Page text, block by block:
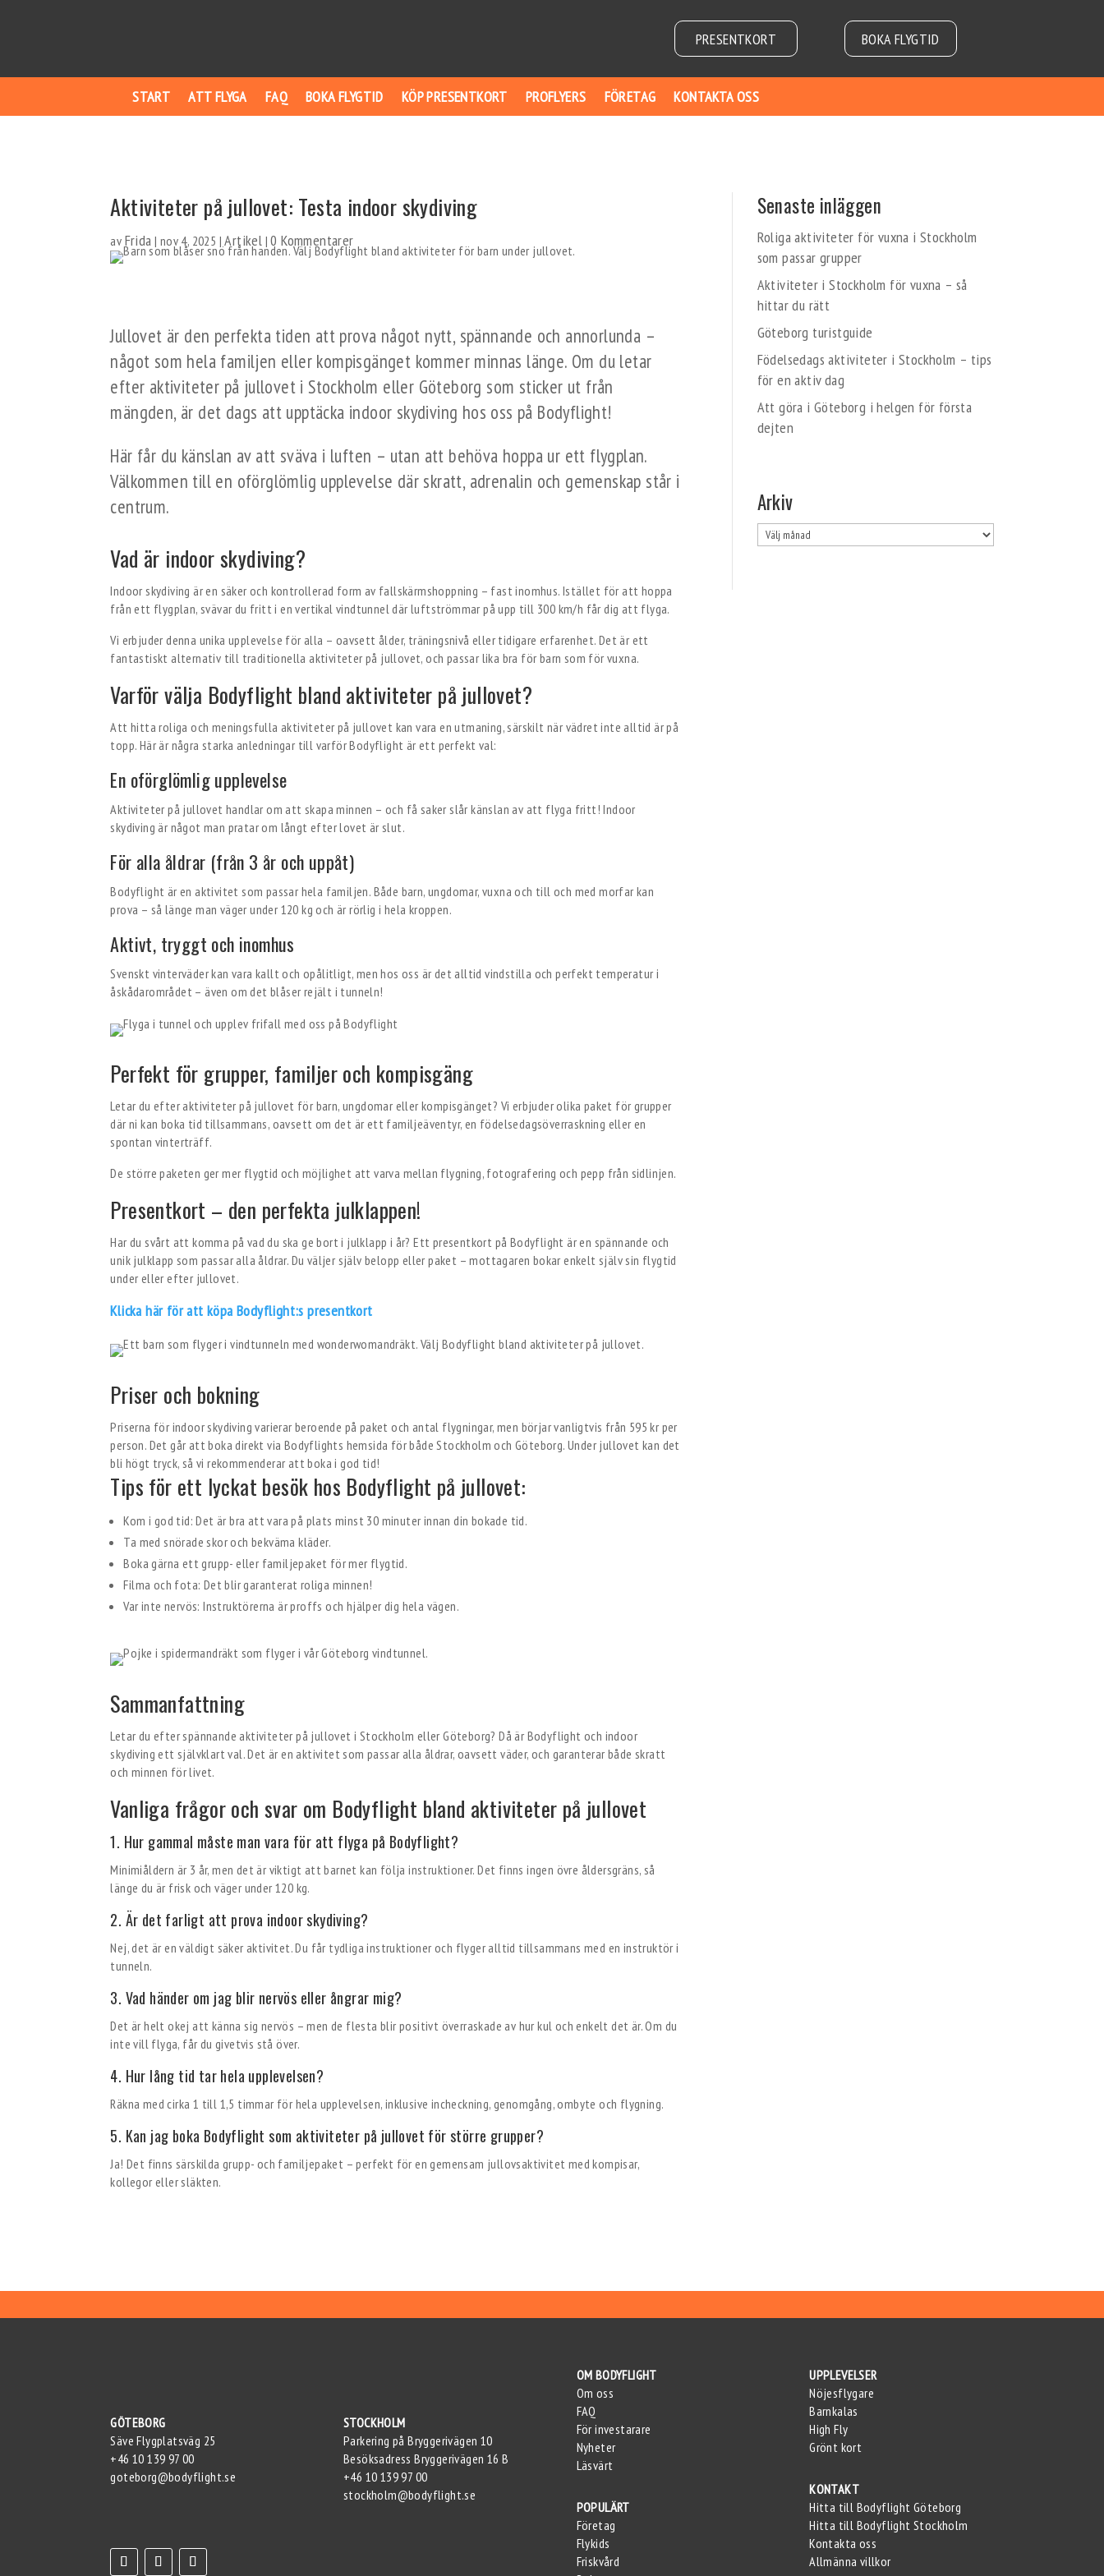
PRESENTKORT BOKA FLYGTID
START ATT FLYGA FAQ BOKA FLYGTID KÖP PRESENTKORT PROFLYERS FÖRETAG KONTAKTA OSS
Aktiviteter på jullovet: Testa indoor skydiving
av Frida | nov 4, 2025 |Artikel |0 Kommentarer
Jullovet är den perfekta tiden att prova något nytt, spännande och annorlunda –
något som hela familjen eller kompisgänget kommer minnas länge. Om du letar
efter aktiviteter på jullovet i Stockholm eller Göteborg som sticker ut från
mängden, är det dags att upptäcka indoor skydiving hos oss på Bodyflight!
Här får du känslan av att sväva i luften – utan att behöva hoppa ur ett flygplan.
Välkommen till en oförglömlig upplevelse där skratt, adrenalin och gemenskap står i
centrum.
Vad är indoor skydiving?
Indoor skydiving är en säker och kontrollerad form av fallskärmshoppning – fast inomhus. Istället för att hoppa
från ett flygplan, svävar du fritt i en vertikal vindtunnel där luftströmmar på upp till 300 km/h får dig att flyga.
Vi erbjuder denna unika upplevelse för alla – oavsett ålder, träningsnivå eller tidigare erfarenhet. Det är ett
fantastiskt alternativ till traditionella aktiviteter på jullovet, och passar lika bra för barn som för vuxna.
Varför välja Bodyflight bland aktiviteter på jullovet?
Att hitta roliga och meningsfulla aktiviteter på jullovet kan vara en utmaning, särskilt när vädret inte alltid är på
topp. Här är några starka anledningar till varför Bodyflight är ett perfekt val:
En oförglömlig upplevelse
Aktiviteter på jullovet handlar om att skapa minnen – och få saker slår känslan av att flyga fritt! Indoor
skydiving är något man pratar om långt efter lovet är slut.
För alla åldrar (från 3 år och uppåt)
Bodyflight är en aktivitet som passar hela familjen. Både barn, ungdomar, vuxna och till och med morfar kan
prova – så länge man väger under 120 kg och är rörlig i hela kroppen.
Aktivt, tryggt och inomhus
Svenskt vinterväder kan vara kallt och opålitligt, men hos oss är det alltid vindstilla och perfekt temperatur i
åskådarområdet – även om det blåser rejält i tunneln!
Perfekt för grupper, familjer och kompisgäng
Letar du efter aktiviteter på jullovet för barn, ungdomar eller kompisgänget? Vi erbjuder olika paket för grupper
där ni kan boka tid tillsammans, oavsett om det är ett familjeäventyr, en födelsedagsöverraskning eller en
spontan vinterträff.
De större paketen ger mer flygtid och möjlighet att varva mellan flygning, fotografering och pepp från sidlinjen.
Presentkort – den perfekta julklappen!
Har du svårt att komma på vad du ska ge bort i julklapp i år? Ett presentkort på Bodyflight är en spännande och
unik julklapp som passar alla åldrar. Du väljer själv belopp eller paket – mottagaren bokar enkelt själv sin flygtid
under eller efter jullovet.
Klicka här för att köpa Bodyflight:s presentkort
Priser och bokning
Priserna för indoor skydiving varierar beroende på paket och antal flygningar, men börjar vanligtvis från 595 kr per
person. Det går att boka direkt via Bodyflights hemsida för både Stockholm och Göteborg. Under jullovet kan det
bli högt tryck, så vi rekommenderar att boka i god tid!
Tips för ett lyckat besök hos Bodyflight på jullovet:
Kom i god tid: Det är bra att vara på plats minst 30 minuter innan din bokade tid.
Ta med snörade skor och bekväma kläder.
Boka gärna ett grupp- eller familjepaket för mer flygtid.
Filma och fota: Det blir garanterat roliga minnen!
Var inte nervös: Instruktörerna är proffs och hjälper dig hela vägen.
Sammanfattning
Letar du efter spännande aktiviteter på jullovet i Stockholm eller Göteborg? Då är Bodyflight och indoor
skydiving ett självklart val. Det är en aktivitet som passar alla åldrar, oavsett väder, och garanterar både skratt
och minnen för livet.
Vanliga frågor och svar om Bodyflight bland aktiviteter på jullovet
1. Hur gammal måste man vara för att flyga på Bodyflight?
Minimiåldern är 3 år, men det är viktigt att barnet kan följa instruktioner. Det finns ingen övre åldersgräns, så
länge du är frisk och väger under 120 kg.
2. Är det farligt att prova indoor skydiving?
Nej, det är en väldigt säker aktivitet. Du får tydliga instruktioner och flyger alltid tillsammans med en instruktör i
tunneln.
3. Vad händer om jag blir nervös eller ångrar mig?
Det är helt okej att känna sig nervös – men de flesta blir positivt överraskade av hur kul och enkelt det är. Om du
inte vill flyga, får du givetvis stå över.
4. Hur lång tid tar hela upplevelsen?
Räkna med cirka 1 till 1,5 timmar för hela upplevelsen, inklusive incheckning, genomgång, ombyte och flygning.
5. Kan jag boka Bodyflight som aktiviteter på jullovet för större grupper?
Ja! Det finns särskilda grupp- och familjepaket – perfekt för en gemensam jullovsaktivitet med kompisar,
kollegor eller släkten.
Senaste inläggen
Roliga aktiviteter för vuxna i Stockholm
som passar grupper
Aktiviteter i Stockholm för vuxna – så
hittar du rätt
Göteborg turistguide
Födelsedags aktiviteter i Stockholm – tips
för en aktiv dag
Att göra i Göteborg i helgen för första
dejten
Arkiv
Arkiv
GÖTEBORG
Säve Flygplatsväg 25
+46 10 139 97 00
goteborg@bodyflight.se
STOCKHOLM
Parkering på Bryggerivägen 10
Besöksadress Bryggerivägen 16 B
+46 10 139 97 00
stockholm@bodyflight.se
OM BODYFLIGHT
Om oss
FAQ
För investarare
Nyheter
Läsvärt
POPULÄRT
Företag
Flykids
Friskvård
UPPLEVELSER
Nöjesflygare
Barnkalas
High Fly
Grönt kort
KONTAKT
Hitta till Bodyflight Göteborg
Hitta till Bodyflight Stockholm
Kontakta oss
Allmänna villkor